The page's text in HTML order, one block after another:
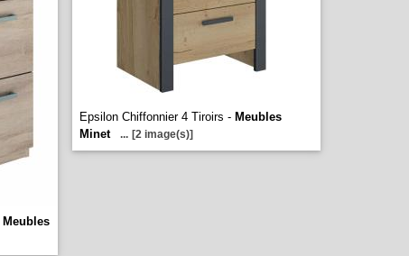
Meubles
Epsilon Chiffonnier 4 Tiroirs - Meubles
Minet
... [2 image(s)]